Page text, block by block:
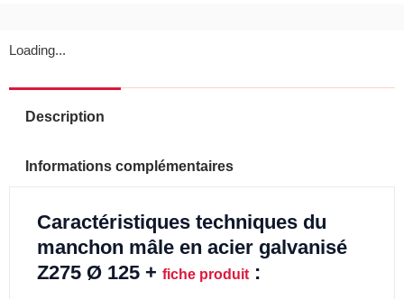
Loading...
Description
Informations complémentaires
Caractéristiques techniques du
manchon mâle en acier galvanisé
Z275 Ø 125 + fiche produit :